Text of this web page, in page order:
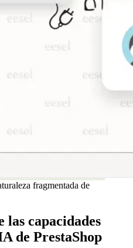
fragmentada de
las capacidades
de PrestaShop